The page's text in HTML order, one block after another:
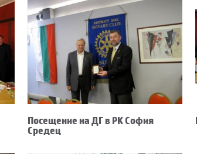
Посещение на ДГ в РК София
Средец